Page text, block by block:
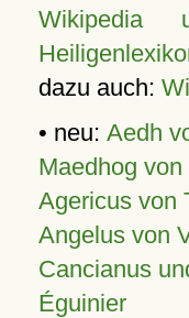
Wikipedia
dazu auch:
• neu: Aedh
Maedhog
Agericus von
Angelus von
Cancianus
Éguinier